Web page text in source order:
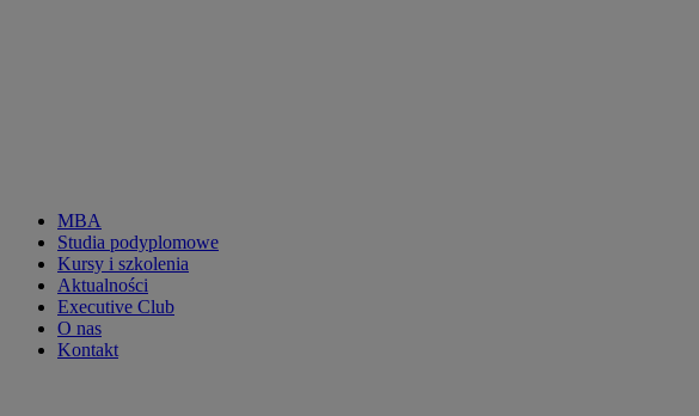
CKP
menu
main
MBA
Studia podyplomowe
Kursy i szkolenia
Aktualności
Executive Club
O nas
Kontakt